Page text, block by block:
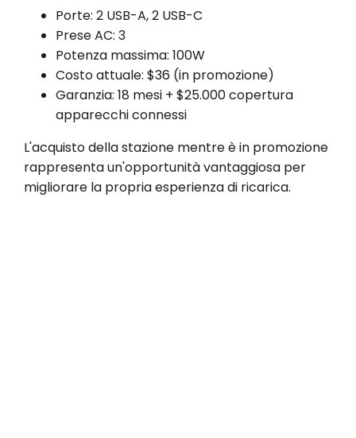
Porte: 2 USB-A, 2 USB-C
Prese AC: 3
Potenza massima: 100W
Costo attuale: $36 (in promozione)
Garanzia: 18 mesi + $25.000 copertura
apparecchi connessi
L'acquisto della stazione mentre è in promozione
rappresenta un'opportunità vantaggiosa per
migliorare la propria esperienza di ricarica.